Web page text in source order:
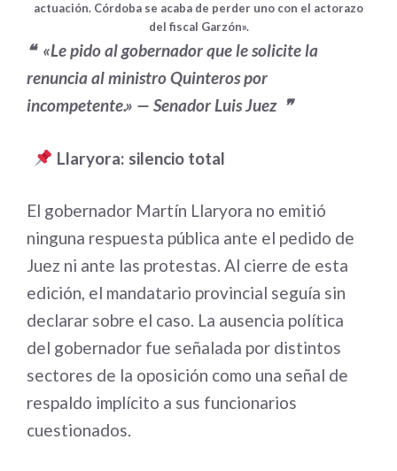
actuación. Córdoba se acaba de perder uno con el actorazo
del fiscal Garzón».
❝ «Le pido al gobernador que le solicite la
renuncia al ministro Quinteros por
incompetente.» — Senador Luis Juez ❞
Llaryora: silencio total
El gobernador Martín Llaryora no emitió
ninguna respuesta pública ante el pedido de
Juez ni ante las protestas. Al cierre de esta
edición, el mandatario provincial seguía sin
declarar sobre el caso. La ausencia política
del gobernador fue señalada por distintos
sectores de la oposición como una señal de
respaldo implícito a sus funcionarios
cuestionados.